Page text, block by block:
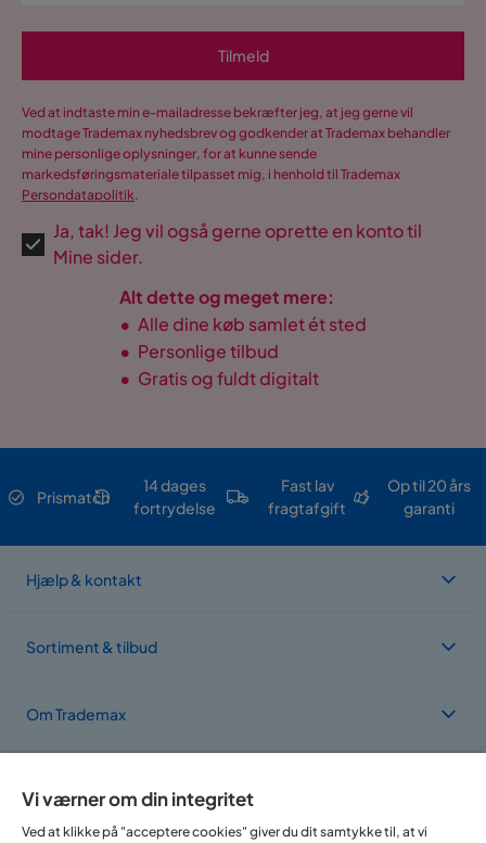
Tilmeld
Ved at indtaste min e-mailadresse bekræfter jeg, at jeg gerne vil
modtage Trademax nyhedsbrev og godkender at Trademax behandler
mine personlige oplysninger, for at kunne sende
markedsføringsmateriale tilpasset mig, i henhold til Trademax
Persondatapolitik.
Ja, tak! Jeg vil også gerne oprette en konto til
Mine sider.
Alt dette og meget mere:
• Alle dine køb samlet ét sted
• Personlige tilbud
• Gratis og fuldt digitalt
Prismatch
14 dages
fortrydelse
Fast lav
fragtafgift
Op til 20 års
garanti
Hjælp & kontakt
Sortiment & tilbud
Om Trademax
Vi findes i flere forskellige lande
Vi værner om din integritet
Ved at klikke på "acceptere cookies" giver du dit samtykke til, at vi